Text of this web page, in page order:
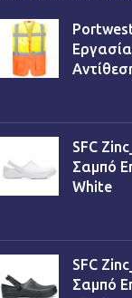
SFC
Σαμπό
White
SFC
Σαμπό